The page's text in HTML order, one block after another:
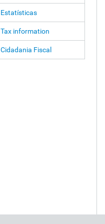
Estatísticas
Tax information
Cidadania Fiscal